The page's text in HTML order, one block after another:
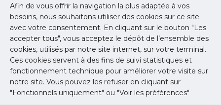
Afin de vous offrir la navigation la plus adaptée à vos
besoins, nous souhaitons utiliser des cookies sur ce site
avec votre consentement. En cliquant sur le bouton "Les
accepter tous", vous acceptez le dépôt de l’ensemble des
cookies, utilisés par notre site internet, sur votre terminal.
Ces cookies servent à des fins de suivi statistiques et
fonctionnement technique pour améliorer votre visite sur
notre site. Vous pouvez les refuser en cliquant sur
"Fonctionnels uniquement" ou "Voir les préférences"
Test allergologique épicutané en chambre
close (Patch Tests) par batterie standard et
tests orientés.
Code FGRP005
Mesure de la capacité vitale lente et de
l’expiration forcée, avec enregistrement
(spirométrie standard).
Code GLQPO12